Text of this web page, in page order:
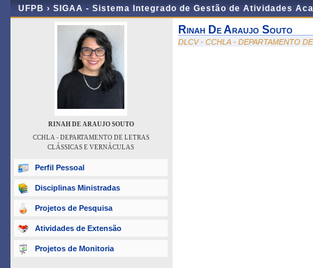
UFPB › SIGAA - Sistema Integrado de Gestão de Atividades
RINAH DE ARAUJO SOUTO
CCHLA - DEPARTAMENTO DE LETRAS
CLÁSSICAS E VERNÁCULAS
Perfil Pessoal
Disciplinas Ministradas
Projetos de Pesquisa
Atividades de Extensão
Projetos de Monitoria
Rinah De Araujo Souto
DLCV - CCHLA - DEPARTAMENTO